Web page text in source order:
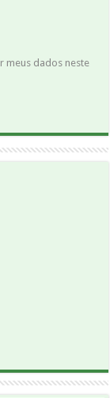
meus dados neste